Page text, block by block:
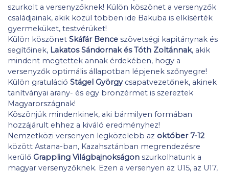
szurkolt a versenyzőknek! Külön köszönet a versenyzők
családjainak, akik közül többen ide Bakuba is elkísérték
gyermeküket, testvérüket!
Külön köszönet Skáfár Bence szövetségi kapitánynak és
segítőinek, Lakatos Sándornak és Tóth Zoltánnak, akik
mindent megtettek annak érdekében, hogy a
versenyzők optimális állapotban lépjenek szőnyegre!
Külön gratuláció Stágel Györgycsapatvezetőnek, akinek
tanítványai arany- és egy bronzérmet is szereztek
Magyarországnak!
Köszönjük mindenkinek, aki bármilyen formában
hozzájárult ehhez a kiváló eredményhez!
Nemzetközi versenyen legközelebb az október 7-12
között Astana-ban, Kazahsztánban megrendezésre
kerülő Grappling Világbajnokságon szurkolhatunk a
magyar versenyzőknek. Ezen a versenyen az U15, az U17,